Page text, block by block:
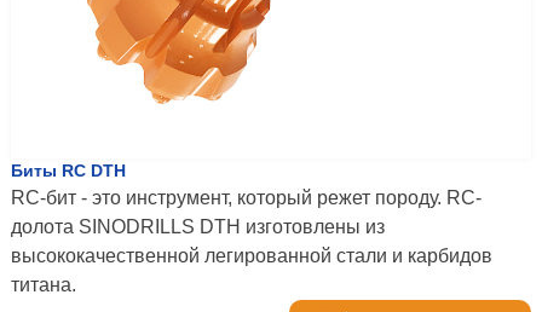
Биты RC DTH
RC-бит - это инструмент, который режет породу. RC-
долота SINODRILLS DTH изготовлены из
высококачественной легированной стали и карбидов
титана.